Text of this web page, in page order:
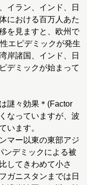
イラン、インド、日
における百万人あた
を見ますと、欧州で
エピデミックが発生
岸諸国、インド、日
デミックが始まって
謎々効果＊(Factor
なっていますが、波
います。
マー以東の東部アジ
ンデミックによる被
してきわめて小さ
ガニスタンまでは日